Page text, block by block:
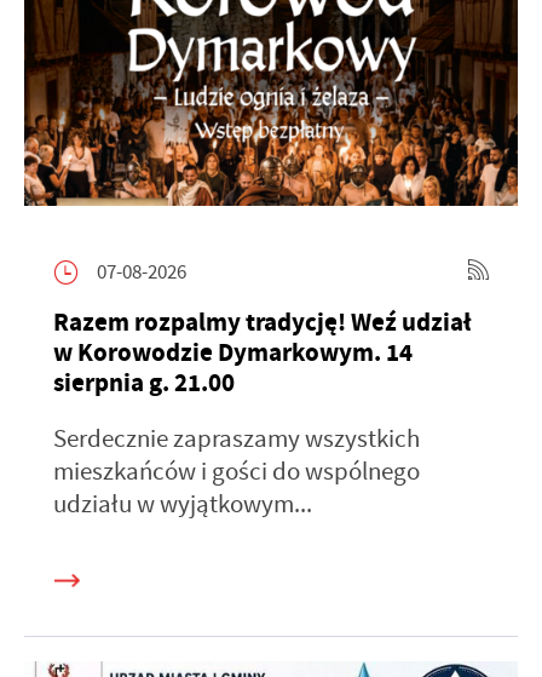
07-08-2026
Razem rozpalmy tradycję! Weź udział
w Korowodzie Dymarkowym. 14
sierpnia g. 21.00
Serdecznie zapraszamy wszystkich
mieszkańców i gości do wspólnego
udziału w wyjątkowym...